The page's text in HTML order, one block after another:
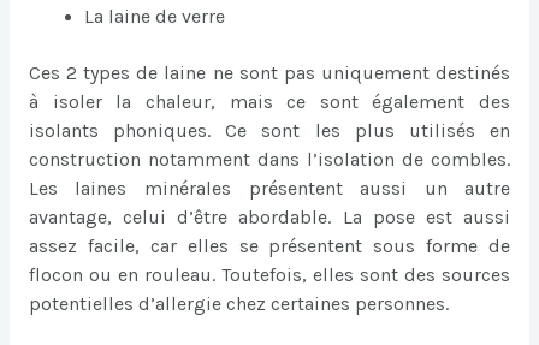
La laine de verre
Ces 2 types de laine ne sont pas uniquement destinés
à isoler la chaleur, mais ce sont également des
isolants phoniques. Ce sont les plus utilisés en
construction notamment dans l’isolation de combles.
Les laines minérales présentent aussi un autre
avantage, celui d’être abordable. La pose est aussi
assez facile, car elles se présentent sous forme de
flocon ou en rouleau. Toutefois, elles sont des sources
potentielles d’allergie chez certaines personnes.